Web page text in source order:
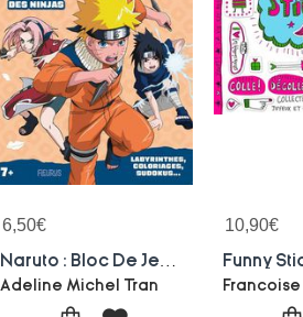
6,50€
Adeline Michel Tran
10,90€
Funny